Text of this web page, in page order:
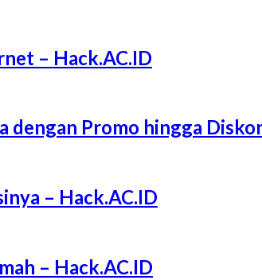
– Hack.AC.ID
Promo hingga
– Hack.AC.ID
– Hack.AC.ID